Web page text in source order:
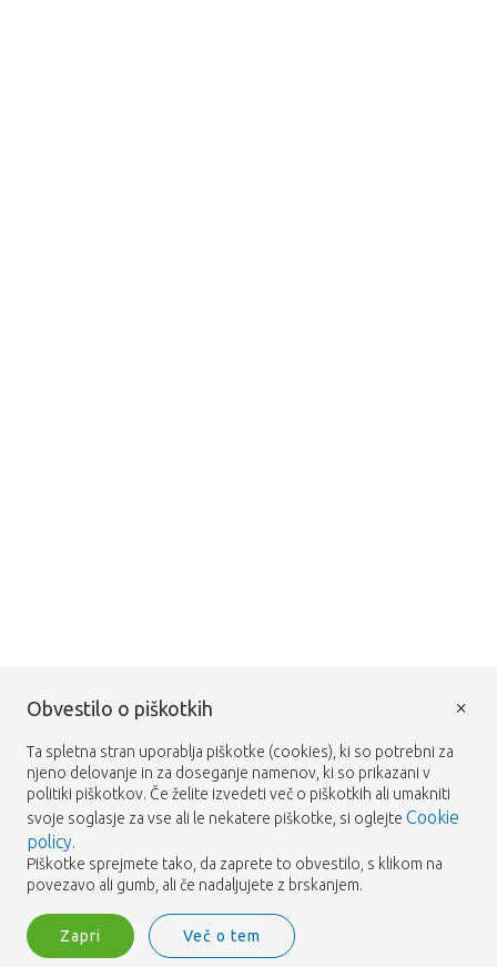
Obvestilo o piškotkih
Ta spletna stran uporablja piškotke (cookies), ki so potrebni za
njeno delovanje in za doseganje namenov, ki so prikazani v
politiki piškotkov. Če želite izvedeti več o piškotkih ali umakniti
svoje soglasje za vse ali le nekatere piškotke, si oglejte Cookie
policy.
Piškotke sprejmete tako, da zaprete to obvestilo, s klikom na
povezavo ali gumb, ali če nadaljujete z brskanjem.
Zapri Več o tem
×